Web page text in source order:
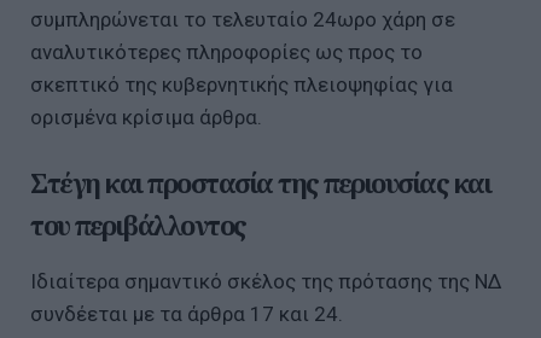
συμπληρώνεται το τελευταίο 24ωρο χάρη σε
αναλυτικότερες πληροφορίες ως προς το
σκεπτικό της κυβερνητικής πλειοψηφίας για
ορισμένα κρίσιμα άρθρα.
Στέγη και προστασία της περιουσίας και
του περιβάλλοντος
Ιδιαίτερα σημαντικό σκέλος της πρότασης της ΝΔ
συνδέεται με τα άρθρα 17 και 24.